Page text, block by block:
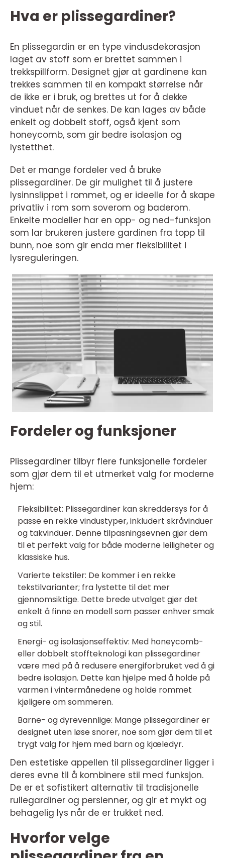
Hva er plissegardiner?
En plissegardin er en type vindusdekorasjon
laget av stoff som er brettet sammen i
trekkspillform. Designet gjør at gardinene kan
trekkes sammen til en kompakt størrelse når
de ikke er i bruk, og brettes ut for å dekke
vinduet når de senkes. De kan lages av både
enkelt og dobbelt stoff, også kjent som
honeycomb, som gir bedre isolasjon og
lystetthet.
Det er mange fordeler ved å bruke
plissegardiner. De gir mulighet til å justere
lysinnslippet i rommet, og er ideelle for å skape
privatliv i rom som soverom og baderom.
Enkelte modeller har en opp- og ned-funksjon
som lar brukeren justere gardinen fra topp til
bunn, noe som gir enda mer fleksibilitet i
lysreguleringen.
Fordeler og funksjoner
Plissegardiner tilbyr flere funksjonelle fordeler
som gjør dem til et utmerket valg for moderne
hjem:
Fleksibilitet: Plissegardiner kan skreddersys for å
passe en rekke vindustyper, inkludert skråvinduer
og takvinduer. Denne tilpasningsevnen gjør dem
til et perfekt valg for både moderne leiligheter og
klassiske hus.
Varierte tekstiler: De kommer i en rekke
tekstilvarianter; fra lystette til det mer
gjennomsiktige. Dette brede utvalget gjør det
enkelt å finne en modell som passer enhver smak
og stil.
Energi- og isolasjonseffektiv: Med honeycomb-
eller dobbelt stoffteknologi kan plissegardiner
være med på å redusere energiforbruket ved å gi
bedre isolasjon. Dette kan hjelpe med å holde på
varmen i vintermånedene og holde rommet
kjøligere om sommeren.
Barne- og dyrevennlige: Mange plissegardiner er
designet uten løse snorer, noe som gjør dem til et
trygt valg for hjem med barn og kjæledyr.
Den estetiske appellen til plissegardiner ligger i
deres evne til å kombinere stil med funksjon.
De er et sofistikert alternativ til tradisjonelle
rullegardiner og persienner, og gir et mykt og
behagelig lys når de er trukket ned.
Hvorfor velge